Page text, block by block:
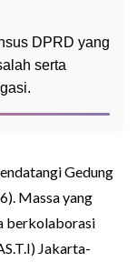
DPRD yang
serta
Gedung
Massa yang
berkolaborasi
Jakarta-